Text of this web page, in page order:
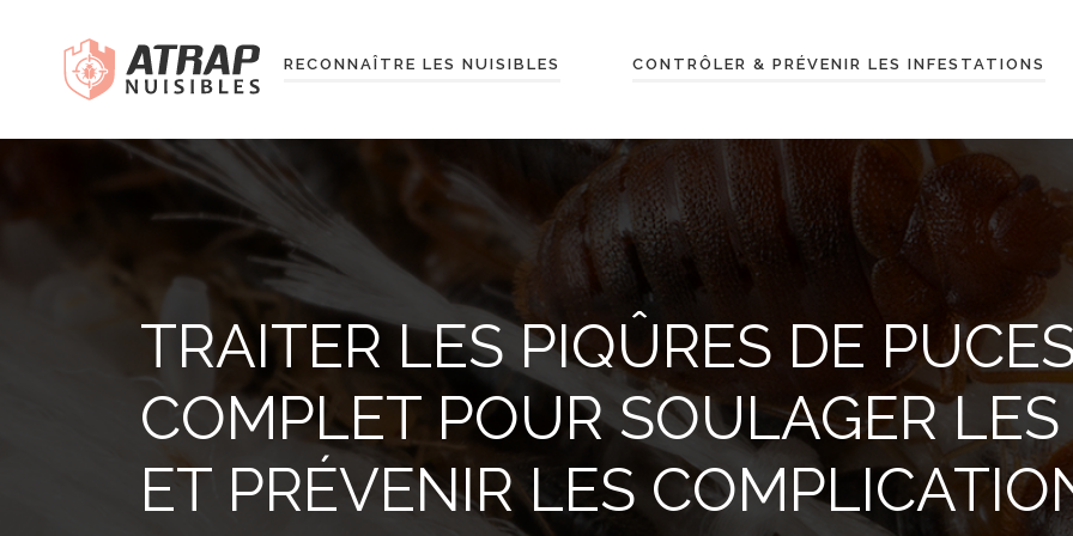
RECONNAÎTRE LES NUISIBLES CONTRÔLER & PRÉVENIR LES INFESTATIONS
TRAITER LES PIQÛRES DE
COMPLET POUR SOULAGER
ET PRÉVENIR LES